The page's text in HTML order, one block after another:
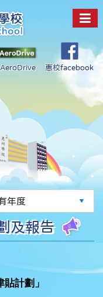
AeroDrive 惠校facebook
及報告
計劃」